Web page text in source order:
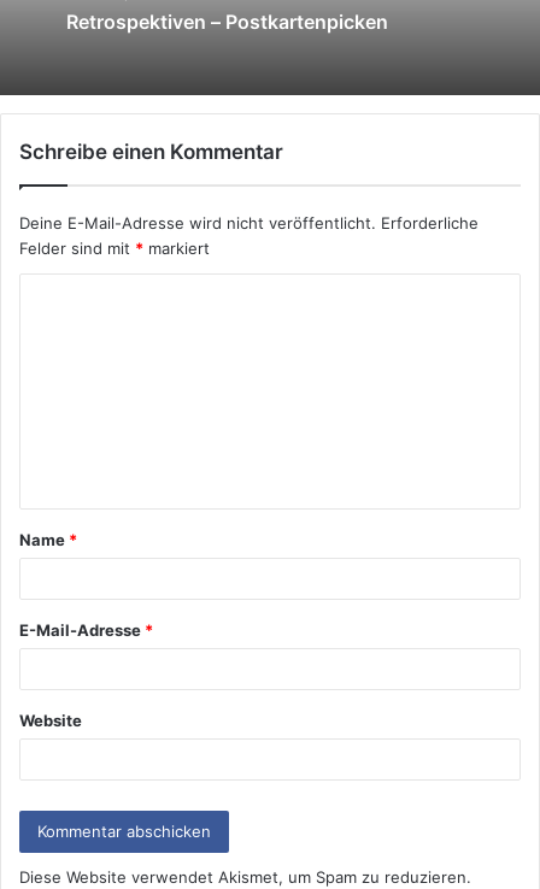
Retrospektiven – Postkartenpicken
März 14, 2014
Product Backlog in aller Kürze
Schreibe einen Kommentar
Deine E-Mail-Adresse wird nicht veröffentlicht. Erforderliche
Felder sind mit * markiert
Name *
E-Mail-Adresse *
Website
Diese Website verwendet Akismet, um Spam zu reduzieren.